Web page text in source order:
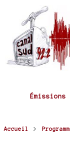
Émissions
Accueil >